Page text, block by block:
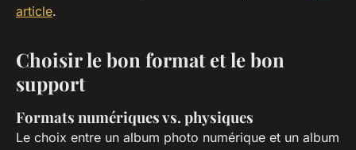
article.
Choisir le bon format et le bon
support
Formats numériques vs. physiques
Le choix entre un album photo numérique et un album